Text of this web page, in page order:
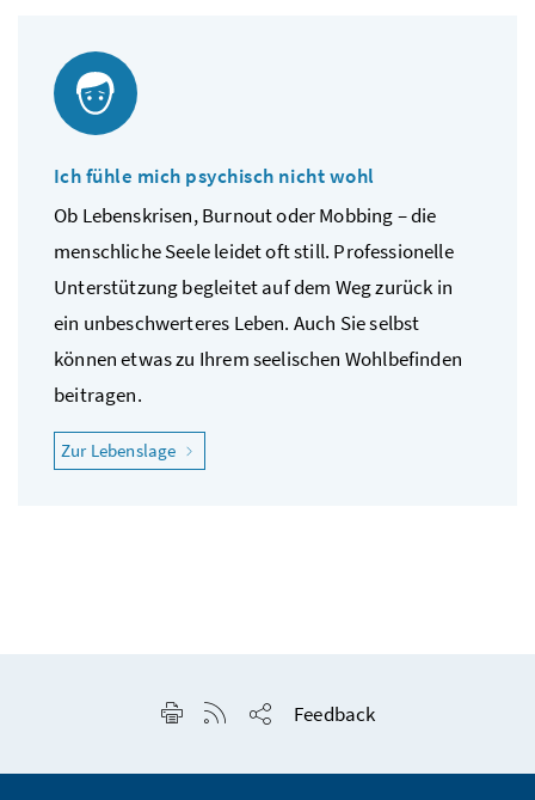
Ich fühle mich psychisch nicht wohl
Ob Lebenskrisen, Burnout oder Mobbing – die
menschliche Seele leidet oft still. Professionelle
Unterstützung begleitet auf dem Weg zurück in
ein unbeschwerteres Leben. Auch Sie selbst
können etwas zu Ihrem seelischen Wohlbefinden
beitragen.
Zur Lebenslage "Ich fühle mich psychisch nicht wohl"
Seite drucken
RSS-Feed anzeigen
Feedback